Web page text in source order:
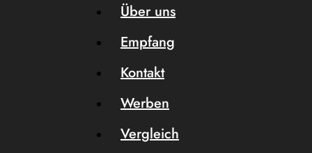
Über uns
Empfang
Kontakt
Werben
Vergleich